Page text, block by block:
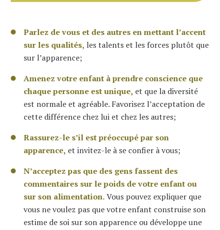
Parlez de vous et des autres en mettant l’accent
sur les qualités, les talents et les forces plutôt que
sur l’apparence;
Amenez votre enfant à prendre conscience que
chaque personne est unique, et que la diversité
est normale et agréable. Favorisez l’acceptation de
cette différence chez lui et chez les autres;
Rassurez-le s’il est préoccupé par son
apparence, et invitez-le à se confier à vous;
N’acceptez pas que des gens fassent des
commentaires sur le poids de votre enfant ou
sur son alimentation.Vous pouvez expliquer que
vous ne voulez pas que votre enfant construise son
estime de soi sur son apparence ou développe une